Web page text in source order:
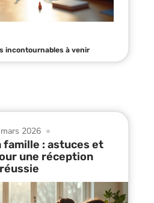
incontournables à venir
2026
famille : astuces et
une réception
réussie